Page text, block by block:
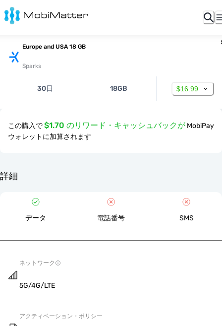
Europe and USA 18 GB
Sparks
30日 18GB $16.99
この購入で$1.70 のリワード・キャッシュバックが MobiPay
ウォレットに加算されます
詳細
データ 電話番号 SMS
ネットワーク
5G/4G/LTE
アクティベーション・ポリシー